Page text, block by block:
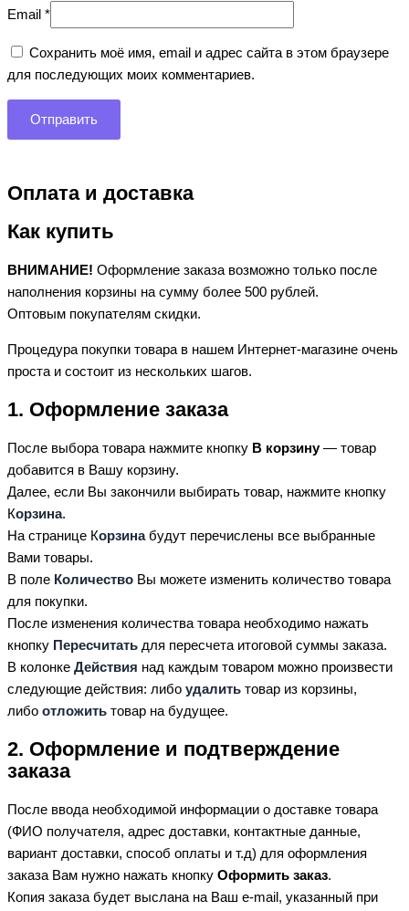
Email *
Сохранить моё имя, email и адрес сайта в этом браузере
для последующих моих комментариев.
Оплата и доставка
Как купить
ВНИМАНИЕ! Оформление заказа возможно только после
наполнения корзины на сумму более 500 рублей.
Оптовым покупателям скидки.
Процедура покупки товара в нашем Интернет-магазине очень
проста и состоит из нескольких шагов.
1. Оформление заказа
После выбора товара нажмите кнопку В корзину— товар
добавится в Вашу корзину.
Далее, если Вы закончили выбирать товар, нажмите кнопку
Корзина.
На странице Корзинабудут перечислены все выбранные
Вами товары.
В поле Количество Вы можете изменить количество товара
для покупки.
После изменения количества товара необходимо нажать
кнопку Пересчитать для пересчета итоговой суммы заказа.
В колонке Действия над каждым товаром можно произвести
следующие действия: либо удалить товар из корзины,
либо отложить товар на будущее.
2. Оформление и подтверждение
заказа
После ввода необходимой информации о доставке товара
(ФИО получателя, адрес доставки, контактные данные,
вариант доставки, способ оплаты и т.д) для оформления
заказа Вам нужно нажать кнопку Оформить заказ.
Копия заказа будет выслана на Ваш e-mail, указанный при